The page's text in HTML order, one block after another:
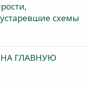
схемы
НА ГЛАВНУЮ